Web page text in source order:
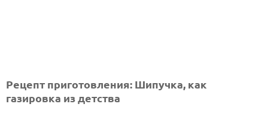
Рецепт приготовления: Шипучка, как
газировка из детства